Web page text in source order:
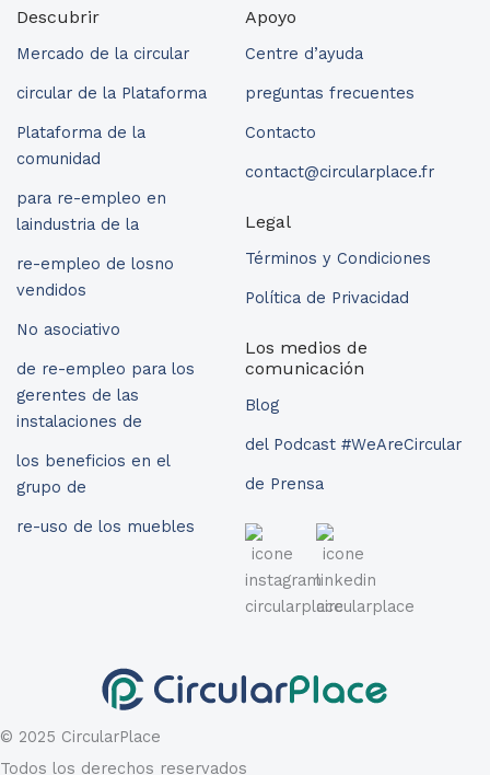
Descubrir
Mercado de la circular
circular de la Plataforma
Plataforma de la
comunidad
para re-empleo en
laindustria de la
re-empleo de losno
vendidos
No asociativo
de re-empleo para los
gerentes de las
instalaciones de
los beneficios en el
grupo de
re-uso de los muebles
Apoyo
Centre d’ayuda
preguntas frecuentes
Contacto
contact@circularplace.fr
Legal
Términos y Condiciones
Política de Privacidad
Los medios de
comunicación
Blog
del Podcast #WeAreCircular
de Prensa
© 2025 CircularPlace
Todos los derechos reservados